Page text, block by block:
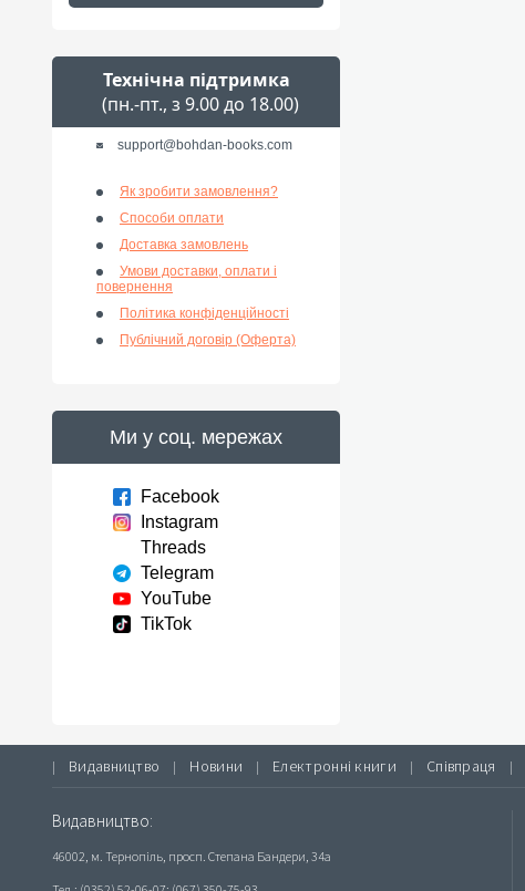
Технічна підтримка
(пн.-пт., з 9.00 до 18.00)
support@bohdan-books.com
Як зробити замовлення?
Способи оплати
Доставка замовлень
Умови доставки, оплати і
повернення
Політика конфіденційності
Публічний договір (Оферта)
Ми у соц. мережах
Facebook
Instagram
Threads
Telegram
YouTube
TikTok
| Видавництво | Новини | Електронні книги | Співпраця |
Видавництво:
46002, м. Тернопіль, просп. Степана Бандери, 34а